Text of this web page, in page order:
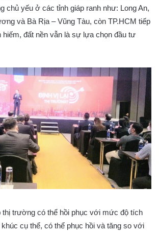
chủ yếu ở các tỉnh giáp ranh như: Long An,
và Bà Rịa – Vũng Tàu, còn TP.HCM tiếp
đất nền vẫn là sự lựa chọn đầu tư
thị trường có thể hồi phục với mức độ tích
cụ thể, có thể phục hồi và tăng so với